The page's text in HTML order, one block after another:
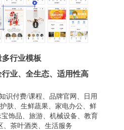
多行业模板
业、全生态、适用性高
识付费/课程、品牌官网、日用
肤、生鲜蔬果、家电办公、鲜
饰品、旅游、机械设备、教育
、茶叶酒类、生活服务